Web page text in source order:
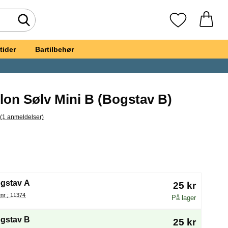
Foretag søgning Mine favoritter
Bartilbehør
Sølv Mini B (Bogstav B)
til alle anmeldelser
(1 anmeldelser)
af en ny radioknap vil genindlæse siden)
A
Varenr : 11374
25 kr
På lager
B 25 kr